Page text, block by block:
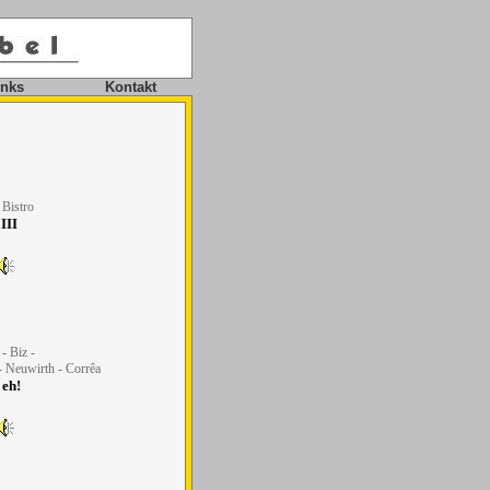
Kontakt
III
Biz -
Neuwirth - Corrêa
eh!